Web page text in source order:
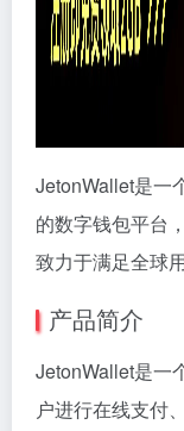
JetonWallet是一
的数字钱包平台
致力于满足全球
产品简介
JetonWallet是一
户进行在线支付